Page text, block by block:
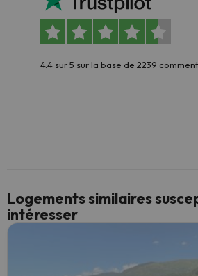
4.4 sur 5 sur la base de 2239
Logements similaires
intéresser